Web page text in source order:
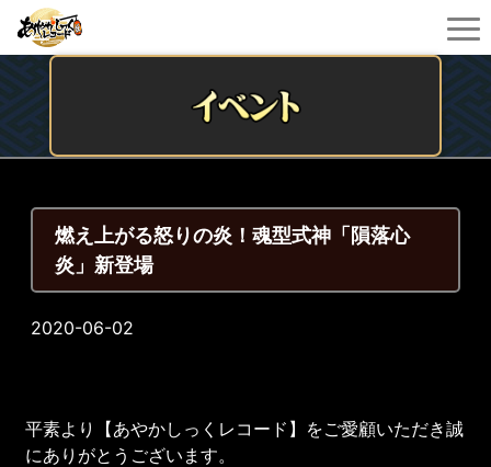
燃え上がる怒りの炎！魂型式神「隕落心
炎」新登場
2020-06-02
平素より【あやかしっくレコード】をご愛顧いただき誠
にありがとうございます。